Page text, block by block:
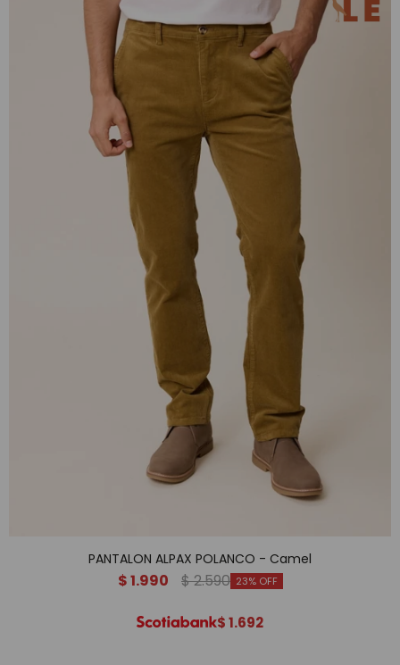
PANTALON ALPAX POLANCO - Camel
$1.990 $2.590 23
$1.692